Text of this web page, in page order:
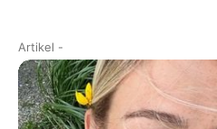
Artikel -